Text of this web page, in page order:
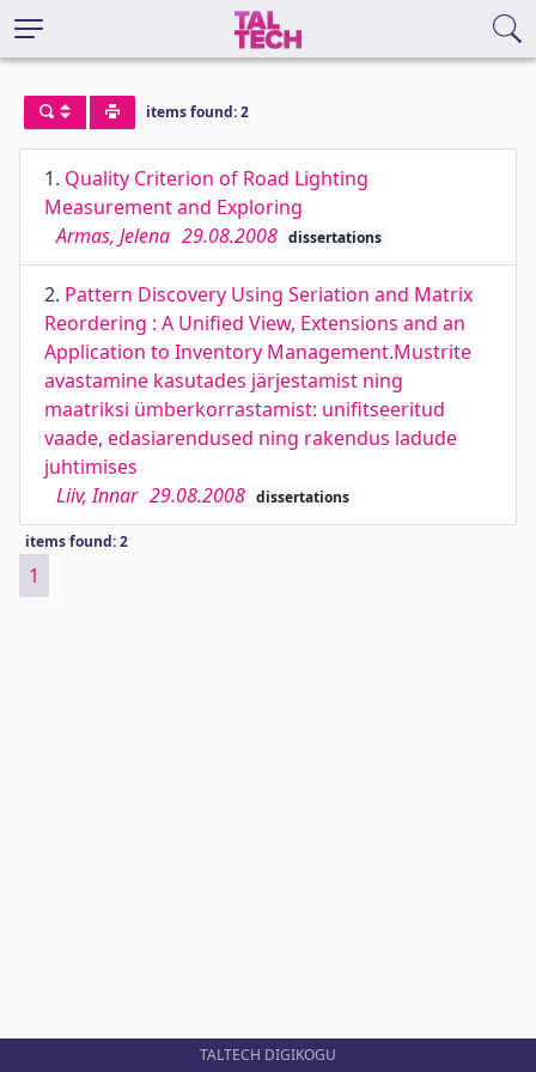
items found: 2
1. Quality Criterion of Road Lighting
Measurement and Exploring
Armas, Jelena 29.08.2008 dissertations
2. Pattern Discovery Using Seriation and Matrix
Reordering : A Unified View, Extensions and an
Application to Inventory Management.Mustrite
avastamine kasutades järjestamist ning
maatriksi ümberkorrastamist: unifitseeritud
vaade, edasiarendused ning rakendus ladude
juhtimises
Liiv, Innar 29.08.2008 dissertations
items found: 2
1
TALTECH DIGIKOGU